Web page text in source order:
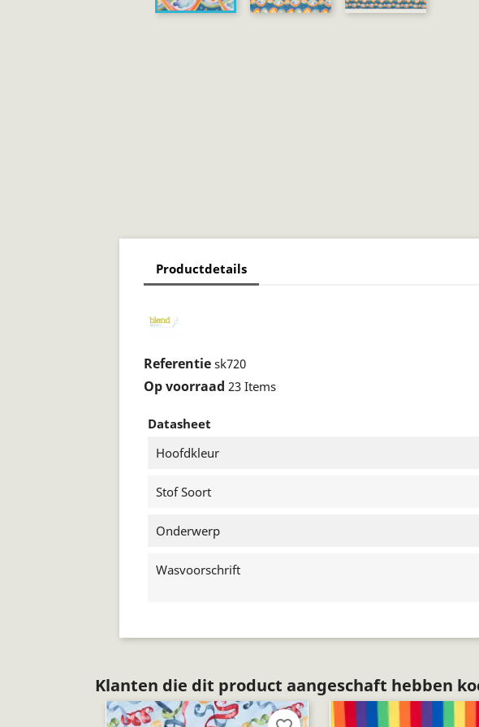
Productdetails
Referentie sk720
Op voorraad 23 Items
Datasheet
Hoofdkleur
Stof Soort
Onderwerp
Wasvoorschrift
Klanten die dit product aangeschaft hebben